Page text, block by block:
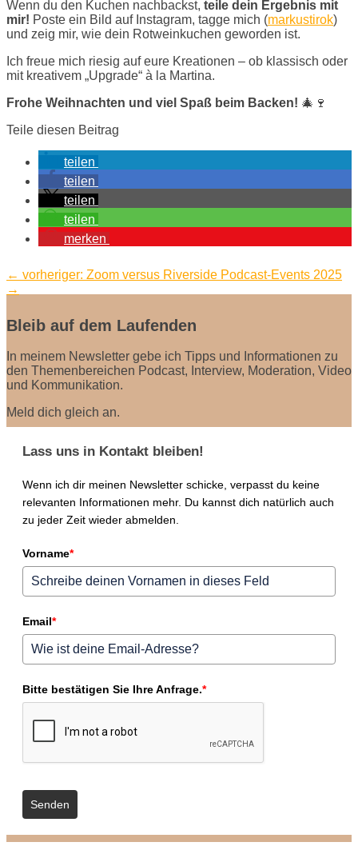
Wenn du den Kuchen nachbackst, teile dein Ergebnis mit
mir! Poste ein Bild auf Instagram, tagge mich (markustirok)
und zeig mir, wie dein Rotweinkuchen geworden ist.
Ich freue mich riesig auf eure Kreationen – ob klassisch oder
mit kreativem „Upgrade“ à la Martina.
Frohe Weihnachten und viel Spaß beim Backen! 🎄🍷
Teile diesen Beitrag
teilen
teilen
teilen
teilen
merken
← vorheriger: Zoom versus Riverside Podcast-Events 2025
→
Bleib auf dem Laufenden
In meinem Newsletter gebe ich Tipps und Informationen zu
den Themenbereichen Podcast, Interview, Moderation, Video
und Kommunikation.
Meld dich gleich an.
Lass uns in Kontakt bleiben!
Wenn ich dir meinen Newsletter schicke, verpasst du keine
relevanten Informationen mehr. Du kannst dich natürlich auch
zu jeder Zeit wieder abmelden.
Vorname*
Email*
Bitte bestätigen Sie Ihre Anfrage.*
Senden